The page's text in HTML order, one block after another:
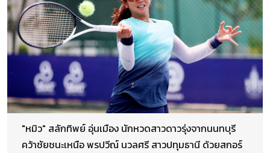
"หมิว" สลักทิพย์ อุ่นเมือง นักหวดสาวดาวรุ่งจากนนทบุรี
คว้าชัยชนะเหนือ พรปวีณ์ นวลศรี สาวปทุมธานี ด้วยสกอร์